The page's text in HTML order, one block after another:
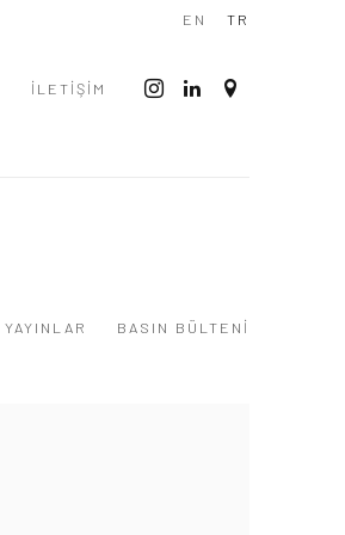
İLETİŞİM
EN TR
YAYINLAR BASIN BÜLTENI